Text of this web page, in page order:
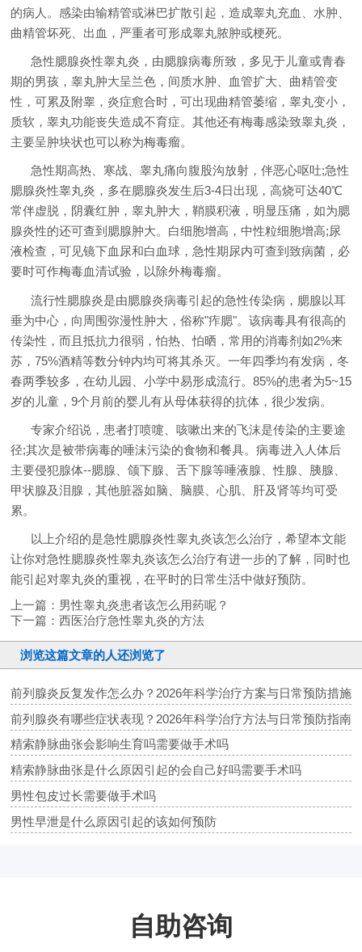
的病人。感染由输精管或淋巴扩散引起，造成睾丸充血、水肿、
曲精管坏死、出血，严重者可形成睾丸脓肿或梗死。
急性腮腺炎性睾丸炎，由腮腺病毒所致，多见于儿童或青春
期的男孩，睾丸肿大呈兰色，间质水肿、血管扩大、曲精管变
性，可累及附睾，炎症愈合时，可出现曲精管萎缩，睾丸变小，
质软，睾丸功能丧失造成不育症。其他还有梅毒感染致睾丸炎，
主要呈肿块状也可以称为梅毒瘤。
急性期高热、寒战、睾丸痛向腹股沟放射，伴恶心呕吐;急性
腮腺炎性睾丸炎，多在腮腺炎发生后3-4日出现，高烧可达40℃
常伴虚脱，阴囊红肿，睾丸肿大，鞘膜积液，明显压痛，如为腮
腺炎性的还可查到腮腺肿大。白细胞增高，中性粒细胞增高;尿
液检查，可见镜下血尿和白血球，急性期尿内可查到致病菌，必
要时可作梅毒血清试验，以除外梅毒瘤。
流行性腮腺炎是由腮腺炎病毒引起的急性传染病，腮腺以耳
垂为中心，向周围弥漫性肿大，俗称"痄腮"。该病毒具有很高的
传染性，而且抵抗力很弱，怕热、怕晒，常用的消毒剂如2%来
苏，75%酒精等数分钟内均可将其杀灭。一年四季均有发病，冬
春两季较多，在幼儿园、小学中易形成流行。85%的患者为5~15
岁的儿童，9个月前的婴儿有从母体获得的抗体，很少发病。
专家介绍说，患者打喷嚏、咳嗽出来的飞沫是传染的主要途
径;其次是被带病毒的唾沫污染的食物和餐具。病毒进入人体后
主要侵犯腺体--腮腺、颌下腺、舌下腺等唾液腺、性腺、胰腺、
甲状腺及泪腺，其他脏器如脑、脑膜、心肌、肝及肾等均可受
累。
以上介绍的是急性腮腺炎性睾丸炎该怎么治疗，希望本文能
让你对急性腮腺炎性睾丸炎该怎么治疗有进一步的了解，同时也
能引起对睾丸炎的重视，在平时的日常生活中做好预防。
上一篇： 男性睾丸炎患者该怎么用药呢？
下一篇： 西医治疗急性睾丸炎的方法
浏览这篇文章的人还浏览了
前列腺炎反复发作怎么办？2026年科学治疗方案与日常预防措施
前列腺炎有哪些症状表现？2026年科学治疗方法与日常预防指南
精索静脉曲张会影响生育吗需要做手术吗
精索静脉曲张是什么原因引起的会自己好吗需要手术吗
男性包皮过长需要做手术吗
男性早泄是什么原因引起的该如何预防
自助咨询